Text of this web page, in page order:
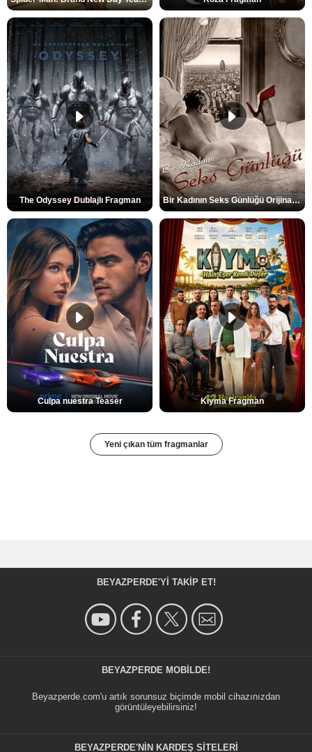
The Odyssey Dublajlı Fragman Bir Kadının Seks Günlüğü Orijinal Fragman
Culpa nuestra Teaser Kıyma Fragman
Yeni çıkan tüm fragmanlar
BEYAZPERDE'YI TAKIP ET!
BEYAZPERDE MOBILDE!
Beyazperde.com'u artık sorunsuz biçimde mobil cihazınızdan
görüntüleyebilirsiniz!
BEYAZPERDE'NIN KARDEŞ SİTELERİ